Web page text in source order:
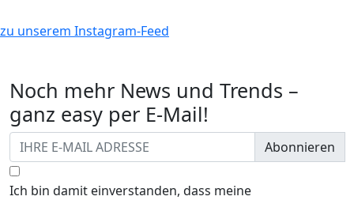
zu unserem Instagram-Feed
Noch mehr News und Trends –
ganz easy per E-Mail!
Abonnieren
Ich bin damit einverstanden, dass meine